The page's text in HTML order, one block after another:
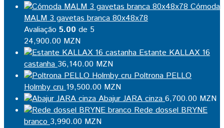
Cómoda
MALM 3 gavetas branca 80x48x78
Avaliação 5.00 de 5
24,900.00 MZN
Estante KALLAX 16
castanha 36,140.00 MZN
Poltrona PELLO
Holmby cru 19,500.00 MZN
Abajur JARA cinza 6,700.00 MZN
Rede dossel BRYNE
branco 3,990.00 MZN